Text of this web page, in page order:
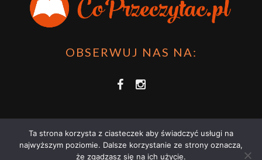
OBSERWUJ NAS NA:
Ta strona korzysta z ciasteczek aby świadczyć usługi na
najwyższym poziomie. Dalsze korzystanie ze strony oznacza,
że zgadzasz się na ich użycie.